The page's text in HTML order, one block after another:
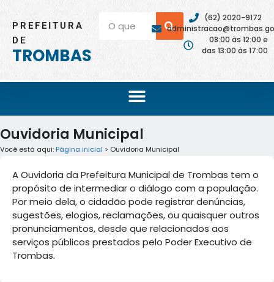
PREFEITURA
DE
TROMBAS
(62) 2020-9172
08:00 às 12:00 e
das 13:00 às 17:00
Ouvidoria Municipal
Você está aqui: Página inicial > Ouvidoria Municipal
A Ouvidoria da Prefeitura Municipal de Trombas tem o
propósito de intermediar o diálogo com a população.
Por meio dela, o cidadão pode registrar denúncias,
sugestões, elogios, reclamações, ou quaisquer outros
pronunciamentos, desde que relacionados aos
serviços públicos prestados pelo Poder Executivo de
Trombas.